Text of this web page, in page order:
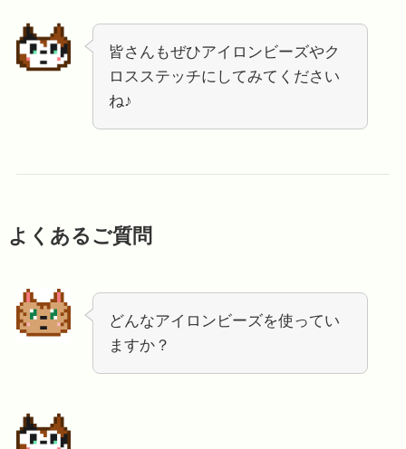
皆さんもぜひアイロンビーズやク
ロスステッチにしてみてください
ね♪
よくあるご質問
どんなアイロンビーズを使ってい
ますか？